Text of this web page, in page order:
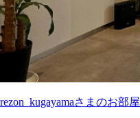
rezon_kugayamaさまのお部屋